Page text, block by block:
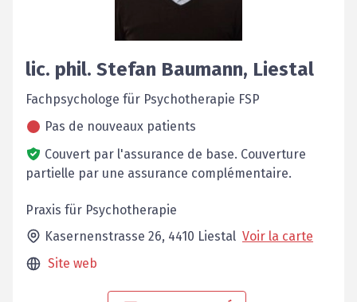
lic. phil. Stefan Baumann, Liestal
Fachpsychologe für ­Psychotherapie FSP
Pas de nouveaux patients
Couvert par l'assurance de base. Couverture
partielle par une assurance complémentaire.
Praxis für Psychotherapie
Kasernenstrasse 26, 4410 Liestal Voir la carte
Site web